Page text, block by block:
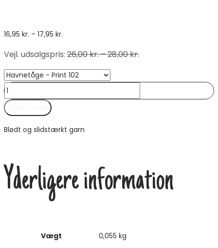
16,95 kr. – 17,95 kr.
17,95 kr.
Vejl. udsalgspris: 26,00kr.–28,00kr.
DROPS
Nord
antal
Tilføj til kurv
Blødt og slidstærkt garn
Yderligere information
Vægt 0,055 kg